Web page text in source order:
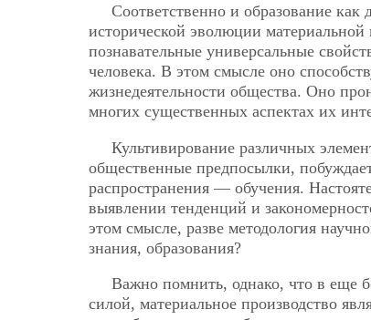
Соответственно и образование как
исторической эволюции
познавательные универсальные
человека. В этом смысле оно
жизнедеятельности общества. Оно
многих существенных аспектах их
Культивирование различных
общественные предпосылки,
распространения — обучения.
выявлении тенденций и
этом смысле, разве методология
знания, образования?
Важно помнить, однако, что в еще
силой, материальное производство